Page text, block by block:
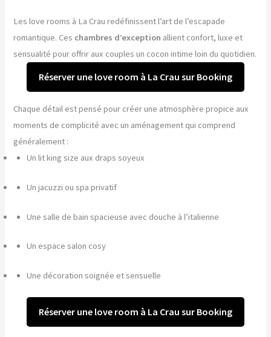
Les love rooms à La Crau redéfinissent l’art de l’escapade
romantique. Ces chambres d’exception allient confort, luxe et
sensualité pour offrir aux couples un cocon intime loin du quotidien.
Réserver une love room à La Crau sur Booking
Chaque détail est pensé pour créer une atmosphère propice aux
moments de complicité avec un aménagement qui comprend
généralement :
Un lit king size aux draps soyeux
Un jacuzzi ou spa privatif
Une salle de bain spacieuse avec douche à l’italienne
Un espace salon cosy
Une décoration soignée et sensuelle
Réserver une love room à La Crau sur Booking